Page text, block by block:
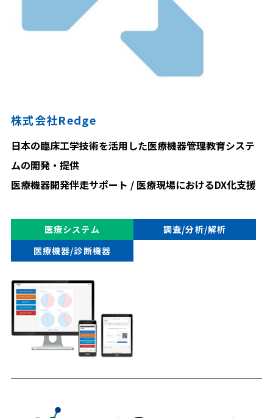
株式会社Redge
日本の臨床工学技術を活用した医療機器管理教育システ
ムの開発・提供
医療機器開発伴走サポート / 医療現場におけるDX化支援
医療システム
調査/分析/解析
医療機器/診断機器